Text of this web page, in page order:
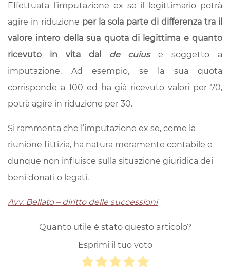
Effettuata l’imputazione ex se il legittimario potrà
agire in riduzione per la sola parte di differenza tra il
valore intero della sua quota di legittima e quanto
ricevuto in vita dal de cuiuse soggetto a
imputazione. Ad esempio, se la sua quota
corrisponde a 100 ed ha già ricevuto valori per 70,
potrà agire in riduzione per 30.
Si rammenta che l’imputazione ex se, come la
riunione fittizia, ha natura meramente contabile e
dunque non influisce sulla situazione giuridica dei
beni donati o legati.
Avv. Bellato – diritto delle successioni
Quanto utile è stato questo articolo?
Esprimi il tuo voto